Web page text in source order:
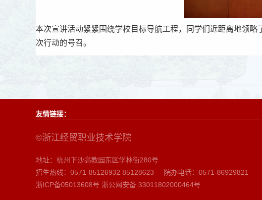
本次宣讲活动紧紧围绕学校目标导航工程，同学们近距离地领
次行动的号召。
友情链接：
©浙江经贸职业技术学院
地址：杭州下沙高教园东区学林街280号
招生热线：0571-85126932 85128623
院办电话：0571-86929821
浙ICP备05013608号 浙公网安备 33011802000464号